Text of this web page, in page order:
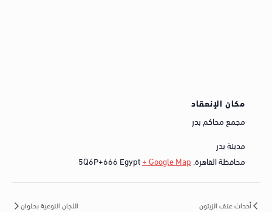
مكان الإنعقاد
مجمع محاكم بدر
مدينة بدر
محافظة القاهرة,
5Q6P+666 Egypt+ Google Map
أحداث عنف الزيتون اللجان النوعية بحلوان